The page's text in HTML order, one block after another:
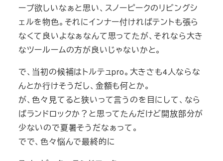
ープ欲しいなぁと思い、スノーピークのリビングシ
ェルを物色。それにインナー付ければテントも張ら
なくて良いよなぁなんて思ってたが、それなら大き
なツールームの方が良いじゃないかと。
で、当初の候補はトルテュpro。大きさも4人ならな
んとか行けそうだし、金額も何とか。
が、色々見てると狭いって言うのを目にして、なら
ばランドロックか？と思ってたんだけど開放部分が
少ないので夏暑そうだなぁって。
でで、色々悩んで最終的に